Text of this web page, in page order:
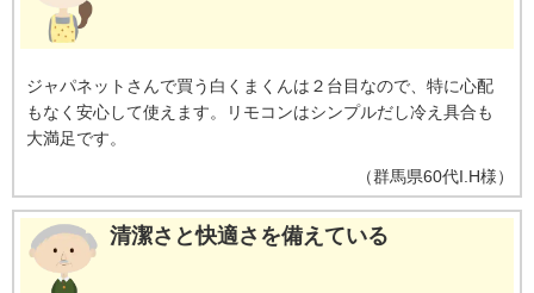
ジャパネットさんで買う白くまくんは２台目なので、特に心配
もなく安心して使えます。リモコンはシンプルだし冷え具合も
大満足です。
（群馬県60代I.H様）
清潔さと快適さを備えている